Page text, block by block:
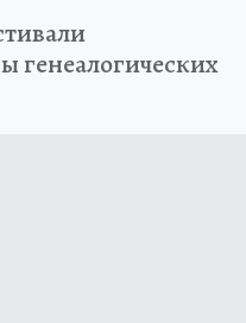
генеалогических